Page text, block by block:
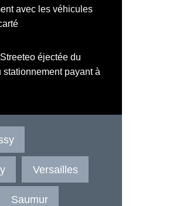
avec les véhicules
éjectée du
stationnement payant à
Versailles
Saumur